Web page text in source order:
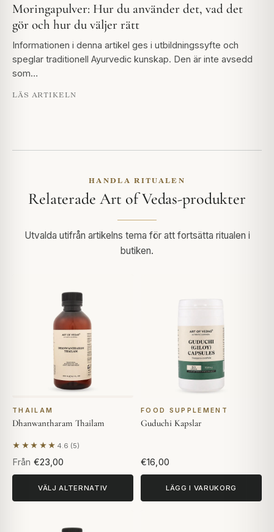
Moringapulver: Hur du använder det, vad det
gör och hur du väljer rätt
Informationen i denna artikel ges i utbildningssyfte och
speglar traditionell Ayurvedic kunskap. Den är inte avsedd
som…
LÄS ARTIKELN
HANDLA RITUALEN
Relaterade Art of Vedas-produkter
Utvalda utifrån artikelns tema för att fortsätta ritualen i
butiken.
THAILAM
Dhanwantharam Thailam
★★★★★ 4.6 (5)
Baserat på 5 recensioner
Från €23,00
VÄLJ ALTERNATIV
FOOD SUPPLEMENT
Guduchi Kapslar
€16,00
LÄGG I VARUKORG